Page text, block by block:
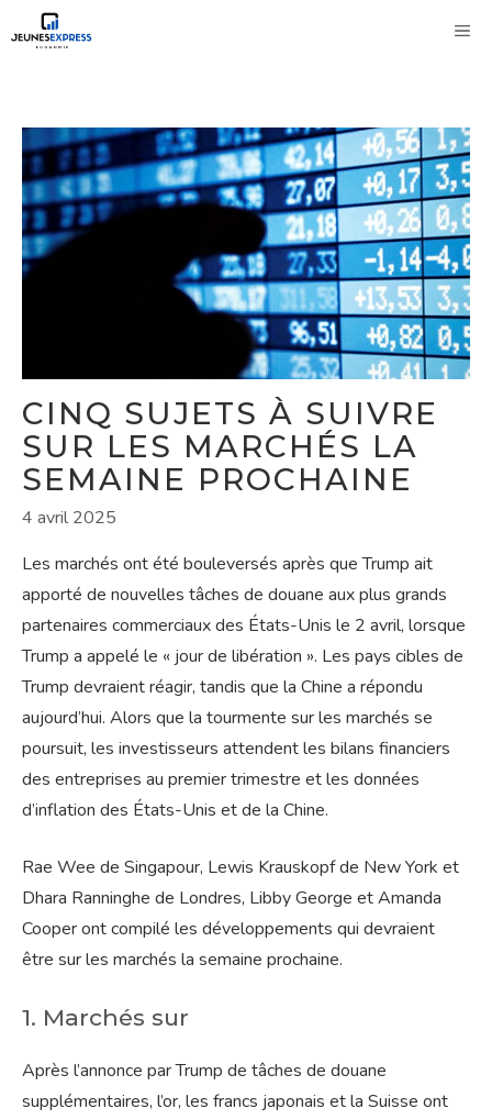
au
CINQ SUJETS À SUIVRE
SUR LES MARCHÉS LA
SEMAINE PROCHAINE
4 avril 2025
Les marchés ont été bouleversés après que Trump ait
apporté de nouvelles tâches de douane aux plus grands
partenaires commerciaux des États-Unis le 2 avril, lorsque
Trump a appelé le « jour de libération ». Les pays cibles de
Trump devraient réagir, tandis que la Chine a répondu
aujourd’hui. Alors que la tourmente sur les marchés se
poursuit, les investisseurs attendent les bilans financiers
des entreprises au premier trimestre et les données
d’inflation des États-Unis et de la Chine.
Rae Wee de Singapour, Lewis Krauskopf de New York et
Dhara Ranninghe de Londres, Libby George et Amanda
Cooper ont compilé les développements qui devraient
être sur les marchés la semaine prochaine.
1. Marchés sur
Après l’annonce par Trump de tâches de douane
supplémentaires, l’or, les francs japonais et la Suisse ont